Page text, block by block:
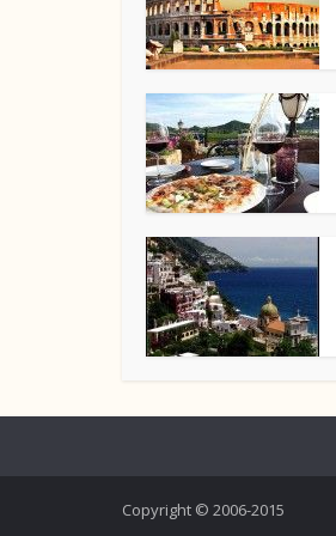
Copyright © 2006-2015